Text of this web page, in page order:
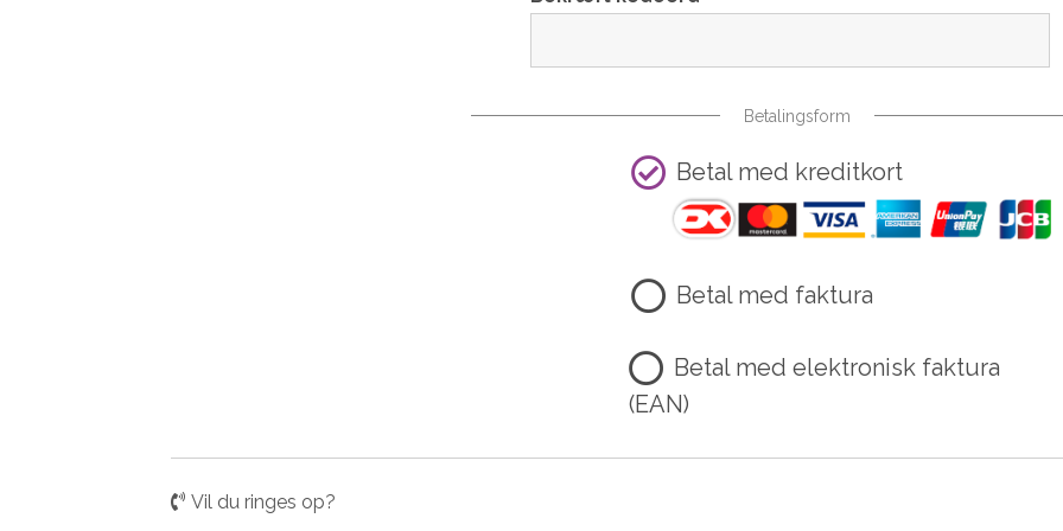
Betalingsform
Betal med kreditkort
Betal med faktura
Betal med elektronisk faktura
(EAN)
Vil du ringes op?